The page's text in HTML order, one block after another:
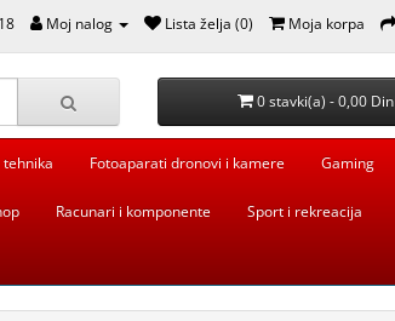
Moj nalog Lista želja (0) Moja korpa
0 stavki(a) - 0,00 Din
tehnika Fotoaparati dronovi i kamere Gaming
Racunari i komponente Sport i rekreacija